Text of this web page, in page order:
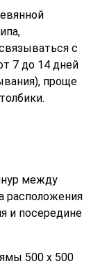
с
7 до 14 дней
проще
между
расположения
и посередине
500 х 500